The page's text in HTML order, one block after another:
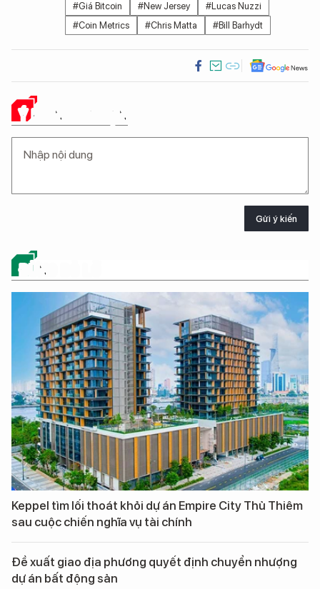
#Giá Bitcoin
#New Jersey
#Lucas Nuzzi
#Coin Metrics
#Chris Matta #Bill Barhydt
Ý KIẾN CỦA BẠN
Gửi ý kiến
ĐỪNG BỎ LỠ
Keppel tìm lối thoát khỏi dự án Empire City Thủ Thiêm
sau cuộc chiến nghĩa vụ tài chính
Đề xuất giao địa phương quyết định chuyển nhượng
dự án bất động sản